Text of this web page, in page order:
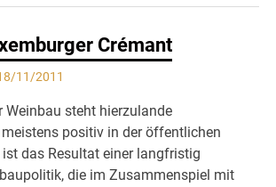
Crémant
11/2011
Weinbau steht hierzulande
positiv in der öffentlichen
das Resultat einer langfristig
die im Zusammenspiel mit